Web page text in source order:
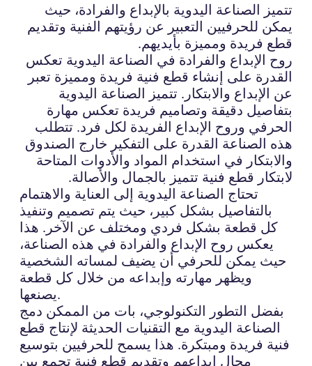
تتميز الصناعة اليدوية بالإبداع والفرادة، حيث
يمكن للحرفيين التعبير عن رؤيتهم الفنية وتقديم
قطع فريدة ومميزة بأيديهم.
روح الإبداع والفرادة في الصناعة اليدوية تعكس
القدرة على إنشاء قطع فنية فريدة ومميزة تعبر
عن الإبداع والابتكار. تتميز الصناعة اليدوية
بتفاصيل دقيقة وتصاميم فريدة تعكس مهارة
الحرفي وروح الإبداع الفريدة لكل فرد. تتطلب
هذه الصناعة القدرة على التفكير خارج الصندوق
والابتكار في استخدام المواد والأدوات المتاحة
لابتكار قطع فنية تتميز بالجمال والأصالة.
تحتاج الصناعة اليدوية إلى العناية والاهتمام
بالتفاصيل بشكل كبير، حيث يتم تصميم وتنفيذ
كل قطعة بشكل فردي ومختلف عن الآخر. هذا
يعكس روح الإبداع والفرادة في هذه الصناعة،
حيث يمكن للحرفي أن يضيف لمساته الشخصية
ويظهر مهارته وإبداعه من خلال كل قطعة
يصنعها.
بفضل التطور التكنولوجي، بات من الممكن دمج
الصناعة اليدوية مع التقنيات الحديثة لإنتاج قطع
فنية فريدة ومبتكرة. هذا يسمح للحرفيين بتوسيع
مجال إبداعهم وتقديم قطع فنية تجمع بين